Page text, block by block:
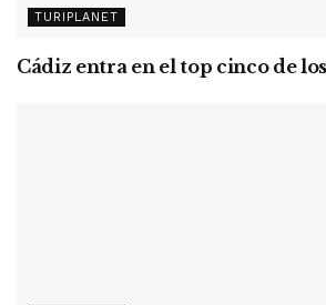
TURIPLANET
Cádiz entra en el top cinco de